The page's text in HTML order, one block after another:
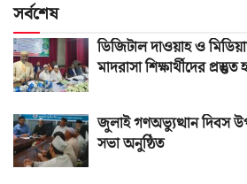
সর্বশেষ
ডিজিটাল দাওয়াহ ও
মাদরাসা শিক্ষার্থীদের
জুলাই গণঅভ্যুত্থান দিবস
সভা অনুষ্ঠিত